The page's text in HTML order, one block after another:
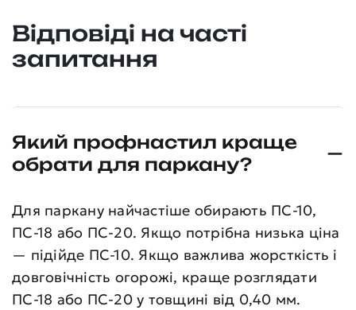
Відповіді на часті
запитання
Який профнастил краще
обрати для паркану?
Для паркану найчастіше обирають ПС-10,
ПС-18 або ПС-20. Якщо потрібна низька ціна
— підійде ПС-10. Якщо важлива жорсткість і
довговічність огорожі, краще розглядати
ПС-18 або ПС-20 у товщині від 0,40 мм.